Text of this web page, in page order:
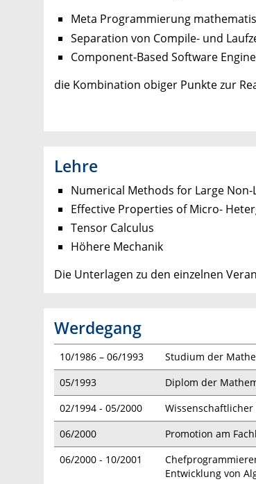
Meta Programmierung
Separation von Compile- und
Component-Based Software
die Kombination obiger Punkte zur
Lehre
Numerical Methods for Large Non-
Effective Properties of Micro-
Tensor Calculus
Höhere Mechanik
Die Unterlagen zu den einzelnen
Werdegang
10/1986 – 06/1993
Studium der
05/1993
Diplom der
02/1994 - 05/2000
06/2000
Promotion am
06/2000 - 10/2001
Entwicklung von